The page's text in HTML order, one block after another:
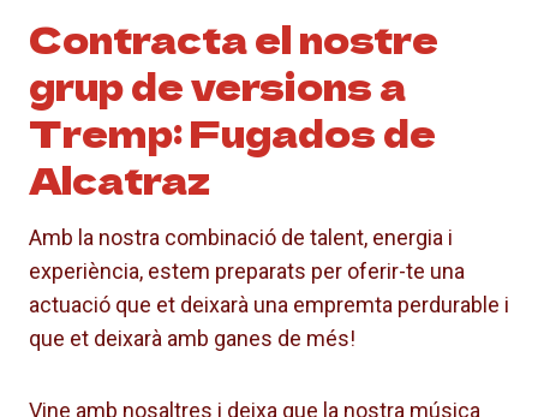
Contracta el nostre
grup de versions a
Tremp: Fugados de
Alcatraz
Amb la nostra combinació de talent, energia i
experiència, estem preparats per oferir-te una
actuació que et deixarà una empremta perdurable i
que et deixarà amb ganes de més!
Vine amb nosaltres i deixa que la nostra música